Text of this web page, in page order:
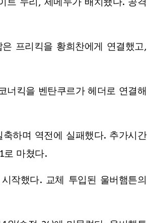
프리킥을 황희찬에게 연결했고,
너킥을 벤탄쿠르가 헤더로 연결해
하며 역전에 실패했다. 추가시간
로 마쳤다.
작했다. 교체 투입된 울버햄튼의